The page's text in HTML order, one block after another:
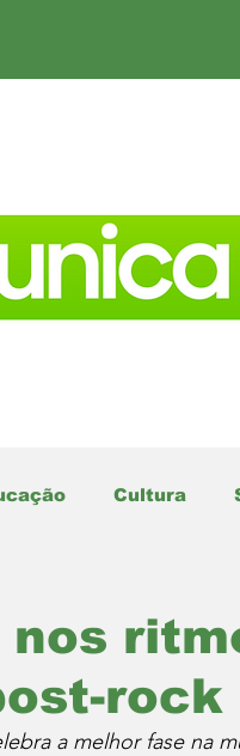
Cultura
nos
rock
a melhor fase na